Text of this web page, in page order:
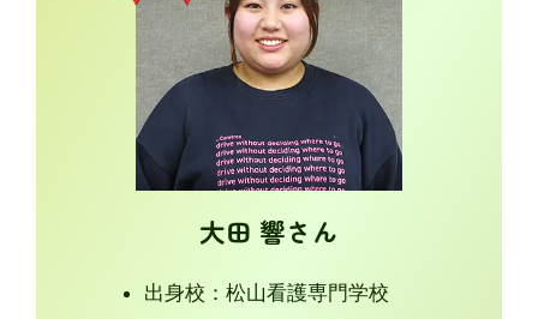
大田 響さん
出身校：松山看護専門学校